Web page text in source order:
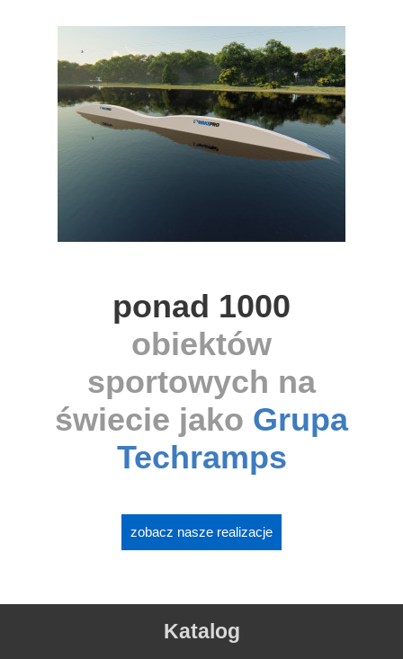
ponad 1000
obiektów
sportowych na
świecie jako Grupa
Techramps
zobacz nasze realizacje
Katalog